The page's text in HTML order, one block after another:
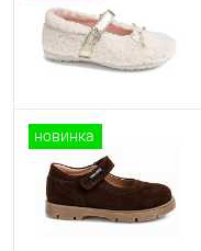
новинка